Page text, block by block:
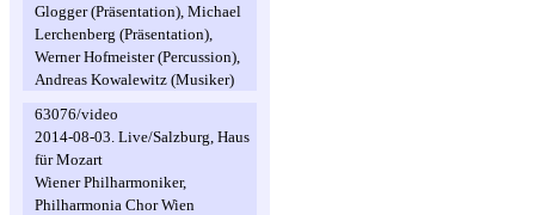
Glogger (Präsentation), Michael
Lerchenberg (Präsentation),
Werner Hofmeister (Percussion),
Andreas Kowalewitz (Musiker)
63076/video
2014-08-03. Live/Salzburg, Haus
für Mozart
Wiener Philharmoniker,
Philharmonia Chor Wien